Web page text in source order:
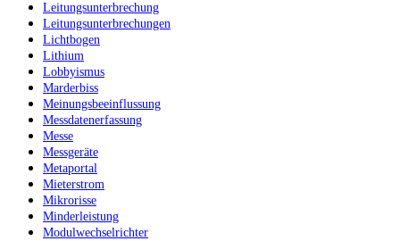
Leitungsunterbrechung
Leitungsunterbrechungen
Lichtbogen
Lithium
Lobbyismus
Marderbiss
Meinungsbeeinflussung
Messdatenerfassung
Messe
Messgeräte
Metaportal
Mieterstrom
Mikrorisse
Minderleistung
Modulwechselrichter